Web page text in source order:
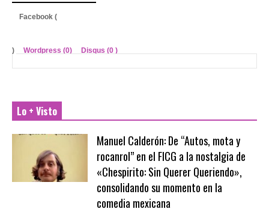
Facebook (
) Wordpress (0) Disqus (0 )
Lo + Visto
Manuel Calderón: De “Autos, mota y
rocanrol” en el FICG a la nostalgia de
«Chespirito: Sin Querer Queriendo»,
consolidando su momento en la
comedia mexicana